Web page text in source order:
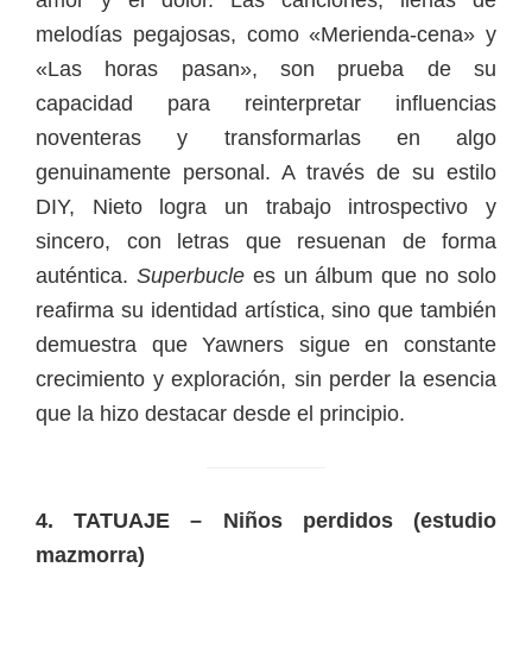
melodías pegajosas, como «Merienda-cena» y
«Las horas pasan», son prueba de su
capacidad para reinterpretar influencias
noventeras y transformarlas en algo
genuinamente personal. A través de su estilo
DIY, Nieto logra un trabajo introspectivo y
sincero, con letras que resuenan de forma
auténtica. Superbuclees un álbum que no solo
reafirma su identidad artística, sino que también
demuestra que Yawners sigue en constante
crecimiento y exploración, sin perder la esencia
que la hizo destacar desde el principio.
4. TATUAJE – Niños perdidos (estudio
mazmorra)